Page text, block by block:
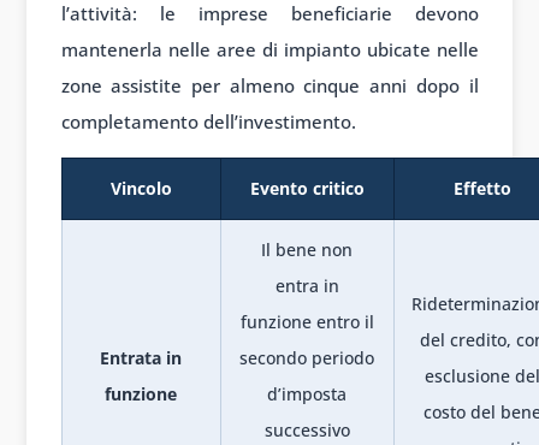
l’attività: le imprese beneficiarie devono
mantenerla nelle aree di impianto ubicate nelle
zone assistite per almeno cinque anni dopo il
completamento dell’investimento.
Vincolo Evento critico Effetto
Entrata in
funzione
Il bene non
entra in
funzione entro il
secondo periodo
d’imposta
successivo
del credito,
esclusione del
costo del